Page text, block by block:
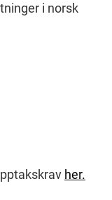
i norsk
her.